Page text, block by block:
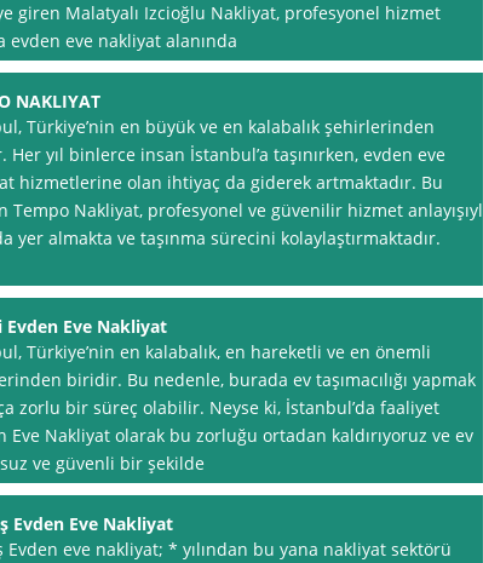
giren Malatyalı Izcioğlu Nakliyat, profesyonel hizmet
evden eve nakliyat alanında
NAKLIYAT
Türkiye’nin en büyük ve en kalabalık şehirlerinden
Her yıl binlerce insan İstanbul’a taşınırken, evden eve
hizmetlerine olan ihtiyaç da giderek artmaktadır. Bu
Tempo Nakliyat, profesyonel ve güvenilir hizmet anlayışıyla
yer almakta ve taşınma sürecini kolaylaştırmaktadır.
Evden Eve Nakliyat
Türkiye’nin en kalabalık, en hareketli ve en önemli
biridir. Bu nedenle, burada ev taşımacılığı yapmak
zorlu bir süreç olabilir. Neyse ki, İstanbul’da faaliyet
Eve Nakliyat olarak bu zorluğu ortadan kaldırıyoruz ve ev
ve güvenli bir şekilde
Evden Eve Nakliyat
Evden eve nakliyat; * yılından bu yana nakliyat sektörü